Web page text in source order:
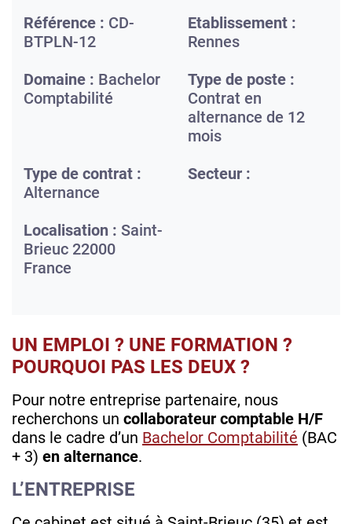
Référence : CD-
BTPLN-12
Etablissement :
Rennes
Domaine : Bachelor
Comptabilité
Type de poste :
Contrat en
alternance de 12
mois
Type de contrat :
Alternance
Secteur :
Localisation : Saint-
Brieuc 22000
France
UN EMPLOI ? UNE FORMATION ?
POURQUOI PAS LES DEUX ?
Pour notre entreprise partenaire, nous
recherchons un collaborateur comptable H/F
dans le cadre d’un Bachelor Comptabilité (BAC
+ 3) en alternance.
L’ENTREPRISE